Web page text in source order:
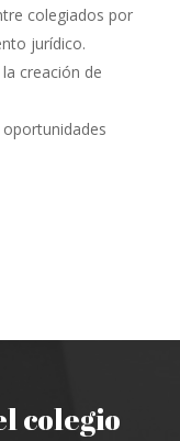
colegiados por
jurídico.
creación de
colegio